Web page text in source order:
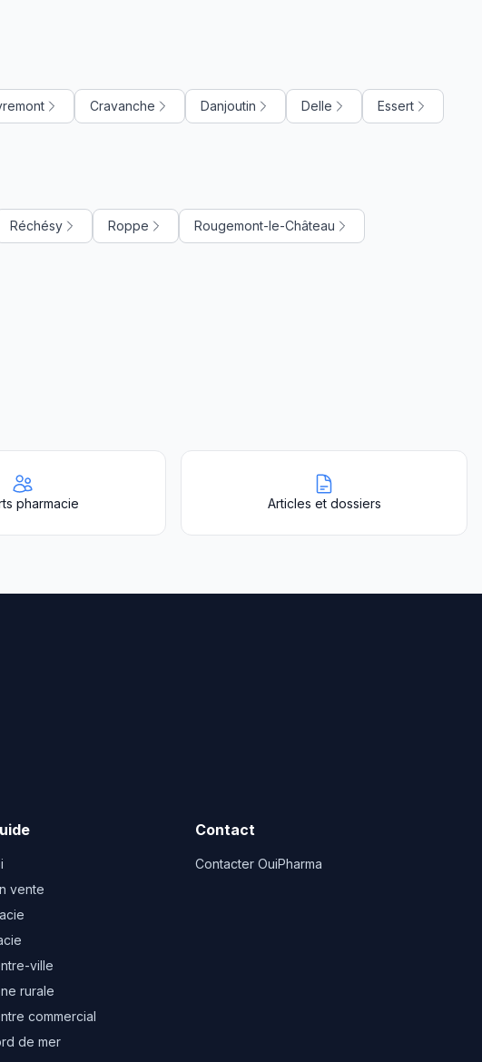
Cravanche Danjoutin Delle Essert
Réchésy Roppe Rougemont-le-Château
pharmacie Articles et dossiers
vente
ville
rurale
commercial
de mer
Contact
Contacter OuiPharma